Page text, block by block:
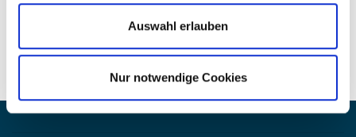
Auswahl erlauben
Nur notwendige Cookies
» Handgefertigt in unserer saarländischen Manufaktur – damit
ist jedes Stück ein Unikat